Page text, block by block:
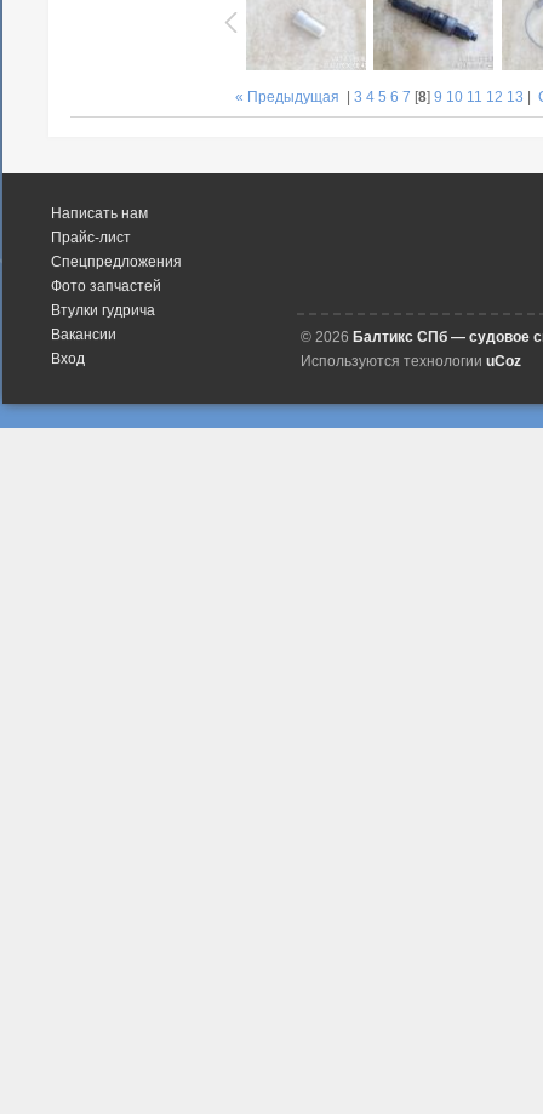
« Предыдущая 3 4 5 6 7 [8] 9 10 11 12 13
Написать нам
Прайс-лист
Спецпредложения
Фото запчастей
Втулки гудрича
Вакансии
Вход
© 2026 Балтикс СПб — судовое
Используются технологии uCoz